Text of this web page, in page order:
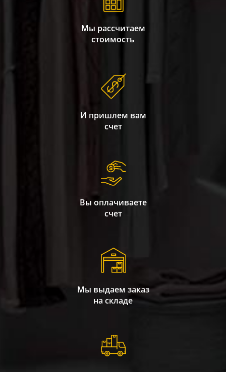
Мы рассчитаем
стоимость
И пришлем вам
счет
Вы оплачиваете
счет
Мы выдаем заказ
на складе